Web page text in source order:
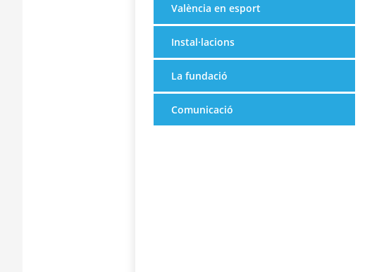
València en esport
Instal·lacions
La fundació
Comunicació